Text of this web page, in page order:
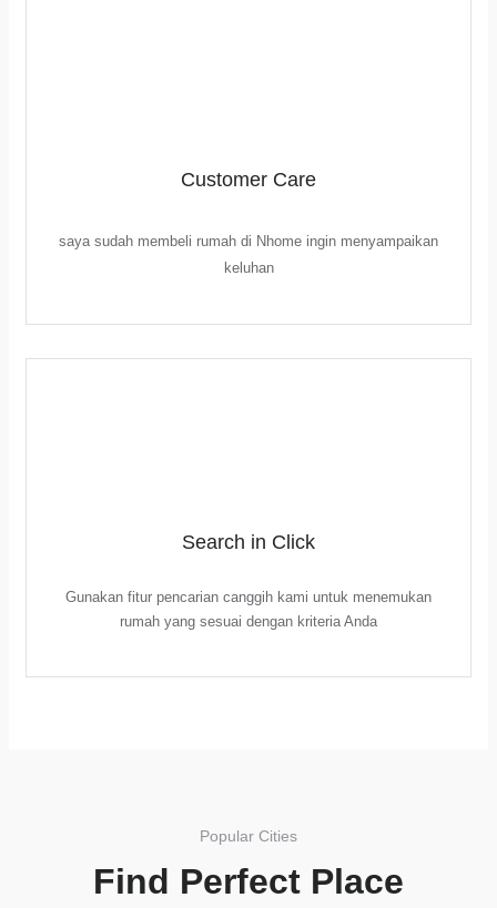
Customer Care
saya sudah membeli rumah di Nhome ingin menyampaikan
keluhan
Search in Click
Gunakan fitur pencarian canggih kami untuk menemukan
rumah yang sesuai dengan kriteria Anda
Popular Cities
Find Perfect Place